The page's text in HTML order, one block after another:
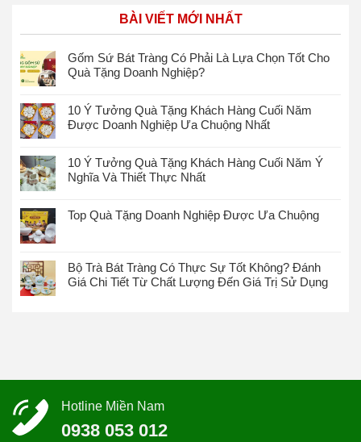
BÀI VIẾT MỚI NHẤT
Gốm Sứ Bát Tràng Có Phải Là Lựa Chọn Tốt Cho
Quà Tặng Doanh Nghiệp?
10 Ý Tưởng Quà Tặng Khách Hàng Cuối Năm
Được Doanh Nghiệp Ưa Chuộng Nhất
10 Ý Tưởng Quà Tặng Khách Hàng Cuối Năm Ý
Nghĩa Và Thiết Thực Nhất
Top Quà Tặng Doanh Nghiệp Được Ưa Chuộng
Bộ Trà Bát Tràng Có Thực Sự Tốt Không? Đánh
Giá Chi Tiết Từ Chất Lượng Đến Giá Trị Sử Dụng
Hotline Miền Nam
0938 053 012